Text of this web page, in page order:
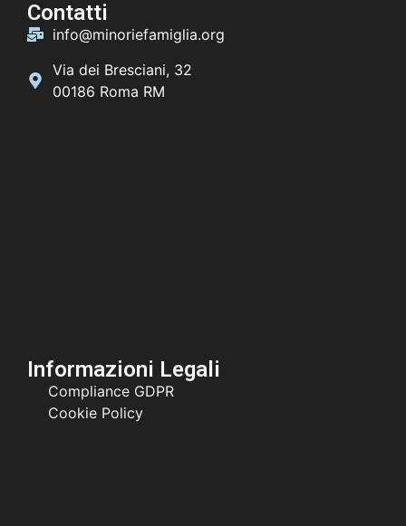
Contatti
info@minoriefamiglia.org
Via dei Bresciani, 32
00186 Roma RM
Informazioni Legali
Compliance GDPR
Cookie Policy